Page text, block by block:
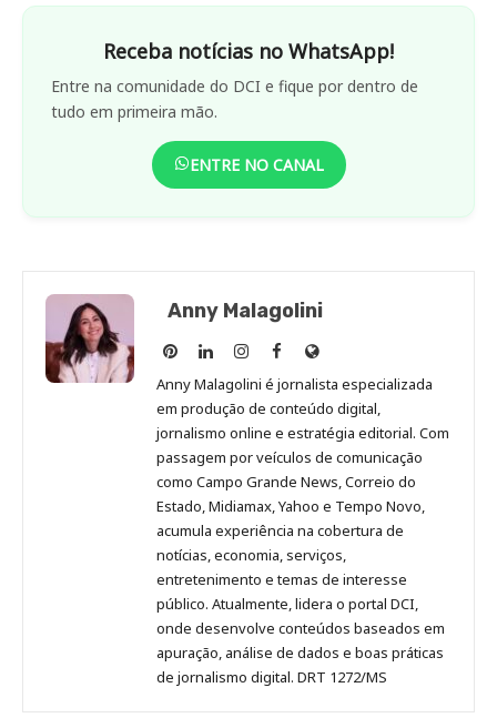
Receba notícias no WhatsApp!
Entre na comunidade do DCI e fique por dentro de
tudo em primeira mão.
ENTRE NO CANAL
Anny Malagolini
Anny
Malagolini
no
Pinterest
Anny
Malagolini
no
LinkedIn
Anny
Malagolini
no
Instagram
Anny
Malagolini
no
Facebook
Site
de
Anny
Malagolini
Anny Malagolini é jornalista especializada
em produção de conteúdo digital,
jornalismo online e estratégia editorial. Com
passagem por veículos de comunicação
como Campo Grande News, Correio do
Estado, Midiamax, Yahoo e Tempo Novo,
acumula experiência na cobertura de
notícias, economia, serviços,
entretenimento e temas de interesse
público. Atualmente, lidera o portal DCI,
onde desenvolve conteúdos baseados em
apuração, análise de dados e boas práticas
de jornalismo digital. DRT 1272/MS